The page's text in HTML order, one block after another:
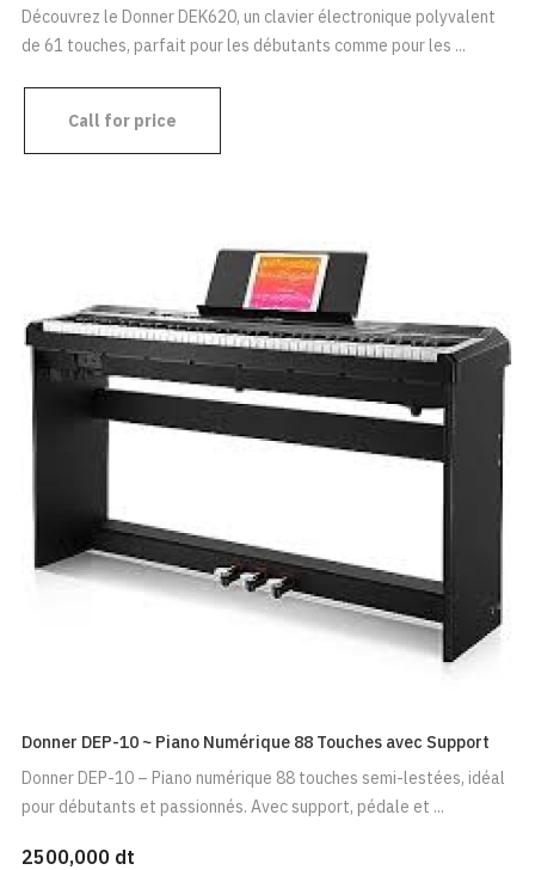
Découvrez le Donner DEK620, un clavier électronique polyvalent
de 61 touches, parfait pour les débutants comme pour les ...
Call for price
Donner DEP-10 ~ Piano Numérique 88 Touches avec Support
Donner DEP-10 – Piano numérique 88 touches semi-lestées, idéal
pour débutants et passionnés. Avec support, pédale et ...
2500,000 dt